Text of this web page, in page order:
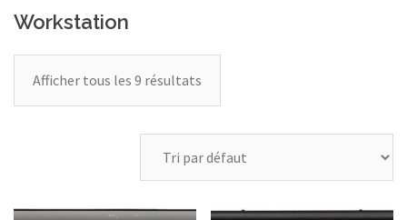
Workstation
Afficher tous les 9 résultats